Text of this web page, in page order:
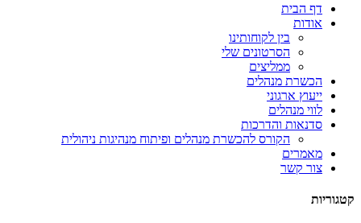
דף הבית
אודות
בין לקוחותינו
הסרטונים שלי
ממליצים
הכשרת מנהלים
ייעוץ ארגוני
לווי מנהלים
סדנאות והדרכות
הקורס להכשרת מנהלים ופיתוח מנהיגות ניהולית
מאמרים
צור קשר
קטגוריות